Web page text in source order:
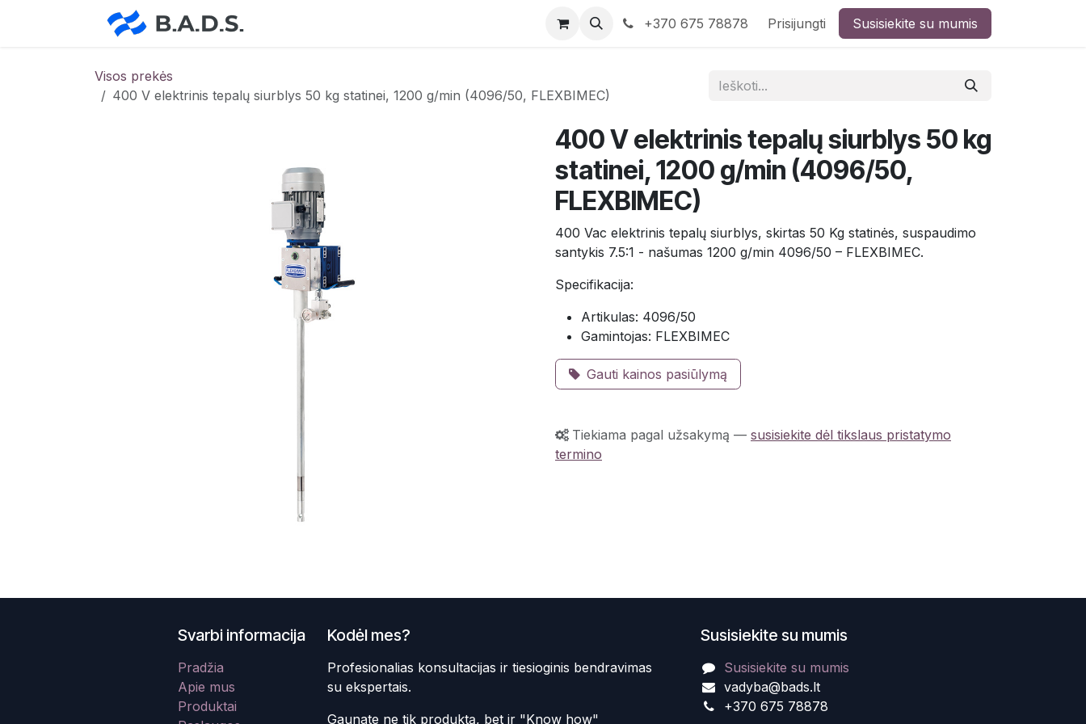
+370 675 78878 Prisijungti Susisiekite su mumis
Visos prekės
400 V elektrinis tepalų siurblys 50 kg statinei, 1200 g/min (4096/50, FLEXBIMEC)
400 V elektrinis tepalų siurblys 50 kg
statinei, 1200 g/min (4096/50,
FLEXBIMEC)
400 Vac elektrinis tepalų siurblys, skirtas 50 Kg statinės, suspaudimo
santykis 7.5:1 - našumas 1200 g/min 4096/50 – FLEXBIMEC.
Specifikacija:
Artikulas: 4096/50
Gamintojas: FLEXBIMEC
Gauti kainos pasiūlymą
Tiekiama pagal užsakymą — susisiekite dėl tikslaus pristatymo
termino
Susisiekite su mumis
Susisiekite su mumis
vadyba@bads.lt
+370 675 78878
Kodėl mes?
Profesionalias konsultacijas ir tiesioginis bendravimas
su ekspertais.
Gaunate ne tik produktą, bet ir "Know how"
Svarbi informacija
Pradžia
Apie mus
Produktai